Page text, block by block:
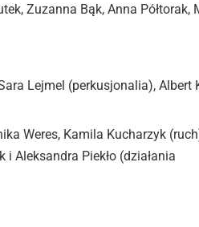
Zuzanna Bąk, Anna Półtorak,
Lejmel (perkusjonalia), Albert
Weres, Kamila Kucharzyk
i Aleksandra Piekło (działania